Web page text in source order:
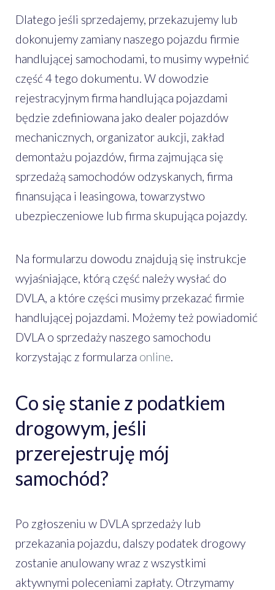
Dlatego jeśli sprzedajemy, przekazujemy lub
dokonujemy zamiany naszego pojazdu firmie
handlującej samochodami, to musimy wypełnić
część 4 tego dokumentu. W dowodzie
rejestracyjnym firma handlująca pojazdami
będzie zdefiniowana jako dealer pojazdów
mechanicznych, organizator aukcji, zakład
demontażu pojazdów, firma zajmująca się
sprzedażą samochodów odzyskanych, firma
finansująca i leasingowa, towarzystwo
ubezpieczeniowe lub firma skupująca pojazdy.
Na formularzu dowodu znajdują się instrukcje
wyjaśniające, którą część należy wysłać do
DVLA, a które części musimy przekazać firmie
handlującej pojazdami. Możemy też powiadomić
DVLA o sprzedaży naszego samochodu
korzystając z formularza online
Co się stanie z podatkiem
drogowym, jeśli
przerejestruję mój
samochód?
Po zgłoszeniu w DVLA sprzedaży lub
przekazania pojazdu, dalszy podatek drogowy
zostanie anulowany wraz z wszystkimi
aktywnymi poleceniami zapłaty. Otrzymamy